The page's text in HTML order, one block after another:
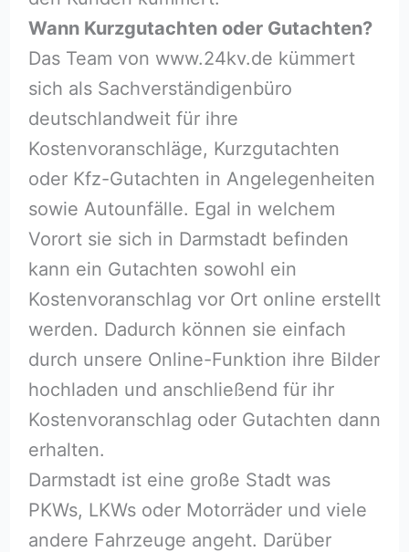
Wann Kurzgutachten oder Gutachten?
Das Team von www.24kv.de kümmert
sich als Sachverständigenbüro
deutschlandweit für ihre
Kostenvoranschläge, Kurzgutachten
oder Kfz-Gutachten in Angelegenheiten
sowie Autounfälle. Egal in welchem
Vorort sie sich in Darmstadt befinden
kann ein Gutachten sowohl ein
Kostenvoranschlag vor Ort online erstellt
werden. Dadurch können sie einfach
durch unsere Online-Funktion ihre Bilder
hochladen und anschließend für ihr
Kostenvoranschlag oder Gutachten dann
erhalten.
Darmstadt ist eine große Stadt was
PKWs, LKWs oder Motorräder und viele
andere Fahrzeuge angeht. Darüber